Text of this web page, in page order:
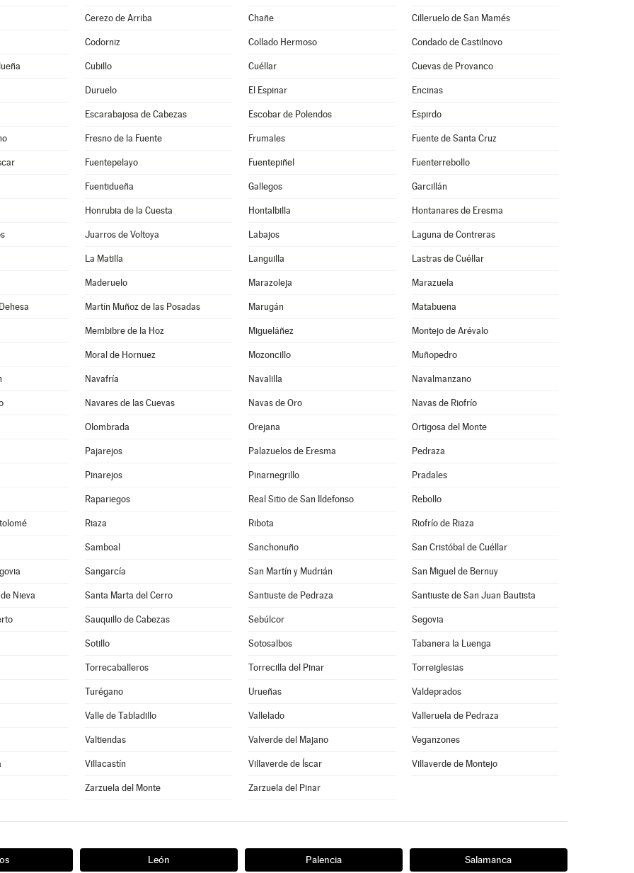
Cerezo de Arriba Chañe Cilleruelo de San Mamés
Codorniz Collado Hermoso Condado de Castilnovo
Cubillo Cuéllar Cuevas de Provanco
Duruelo El Espinar Encinas
Escarabajosa de Cabezas Escobar de Polendos Espirdo
Fresno de la Fuente Frumales Fuente de Santa Cruz
Fuentepelayo Fuentepiñel Fuenterrebollo
Fuentidueña Gallegos Garcillán
Honrubia de la Cuesta Hontalbilla Hontanares de Eresma
Juarros de Voltoya Labajos Laguna de Contreras
La Matilla Languilla Lastras de Cuéllar
Maderuelo Marazoleja Marazuela
Martín Muñoz de las Posadas Marugán Matabuena
Membibre de la Hoz Migueláñez Montejo de Arévalo
Moral de Hornuez Mozoncillo Muñopedro
Navafría Navalilla Navalmanzano
Navares de las Cuevas Navas de Oro Navas de Riofrío
Olombrada Orejana Ortigosa del Monte
Pajarejos Palazuelos de Eresma Pedraza
Pinarejos Pinarnegrillo Pradales
Rapariegos Real Sitio de San Ildefonso Rebollo
Riaza Ribota Riofrío de Riaza
Samboal Sanchonuño San Cristóbal de Cuéllar
Sangarcía San Martín y Mudrián San Miguel de Bernuy
Nieva Santa Marta del Cerro Santiuste de Pedraza Santiuste de San Juan Bautista
Sauquillo de Cabezas Sebúlcor Segovia
Sotillo Sotosalbos Tabanera la Luenga
Torrecaballeros Torrecilla del Pinar Torreiglesias
Turégano Urueñas Valdeprados
Valle de Tabladillo Vallelado Valleruela de Pedraza
Valtiendas Valverde del Majano Veganzones
Villacastín Villaverde de Íscar Villaverde de Montejo
Zarzuela del Monte Zarzuela del Pinar
León Palencia Salamanca